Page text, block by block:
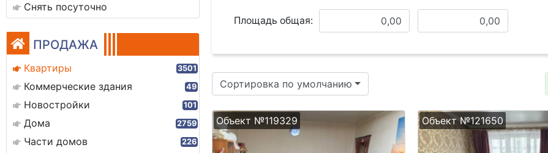
Снять посуточно
ПРОДАЖА
Квартиры 3501
Коммерческие здания 49
Новостройки 101
Дома 2759
Части домов 226
Площадь общая:
Сортировка по умолчанию
Объект №119329 Объект №121650